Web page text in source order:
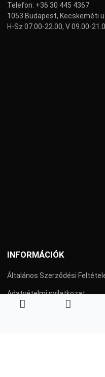
Telefon: +36 30 445 4367
1053 Budapest, Kecskeméti
H-Sz 07.00-22.00, V 09.00-
INFORMÁCIÓK
Általános Szerződési
Adatvételmi nyilatkozat